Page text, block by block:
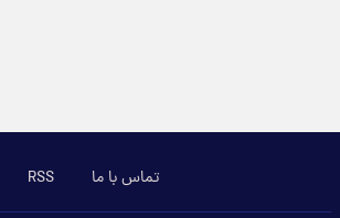
تماس با ما RSS